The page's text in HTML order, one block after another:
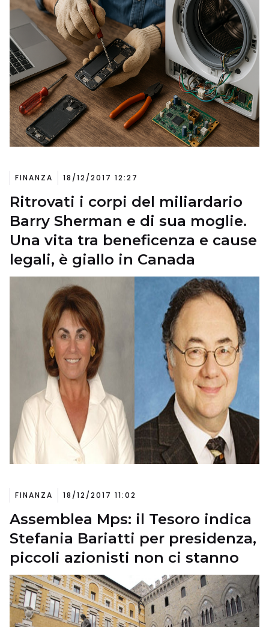
FINANZA 18/12/2017 12:27
Ritrovati i corpi del miliardario
Barry Sherman e di sua moglie.
Una vita tra beneficenza e cause
legali, è giallo in Canada
FINANZA 18/12/2017 11:02
Assemblea Mps: il Tesoro indica
Stefania Bariatti per presidenza,
piccoli azionisti non ci stanno